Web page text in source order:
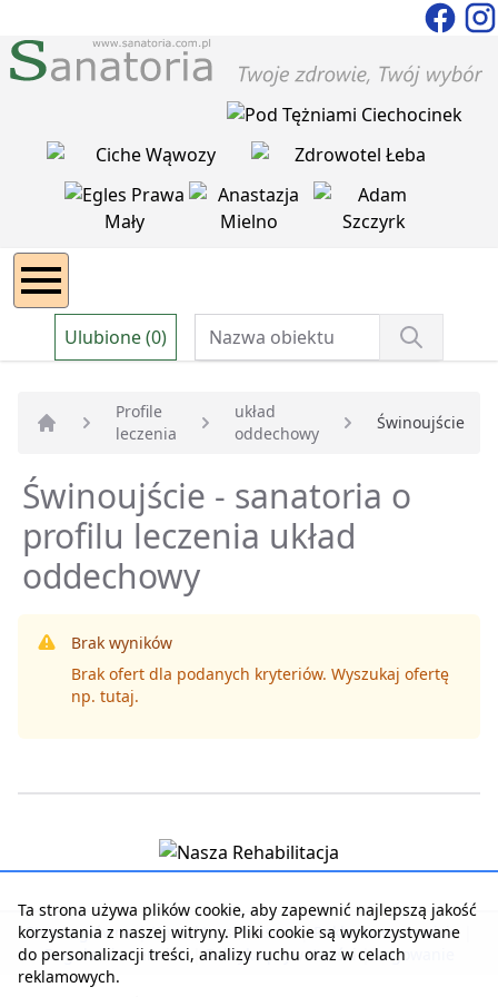
Ulubione (0)
Strona główna
Profile
leczenia
układ
oddechowy
Świnoujście
Świnoujście - sanatoria o
profilu leczenia układ
oddechowy
Brak wyników
Brak ofert dla podanych kryteriów. Wyszukaj ofertę
np. tutaj.
Strona główna | Kontakt z serwisem | Reklama w serwisie
Regulamin serwisu | Polityka prywatności | Logowanie
Ta strona używa plików cookie, aby zapewnić najlepszą jakość
korzystania z naszej witryny. Pliki cookie są wykorzystywane
do personalizacji treści, analizy ruchu oraz w celach
reklamowych.